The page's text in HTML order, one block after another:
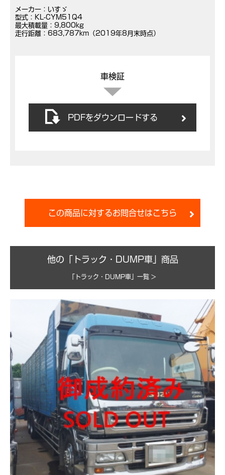
メーカー：いすゞ
型式：KL-CYM51Q4
最大積載量：9,800kg
走行距離：683,787km（2019年8月末時点）
車検証
PDFをダウンロードする
この商品に対するお問合せはこちら
他の「トラック・DUMP車」商品
「トラック・DUMP車」一覧 >